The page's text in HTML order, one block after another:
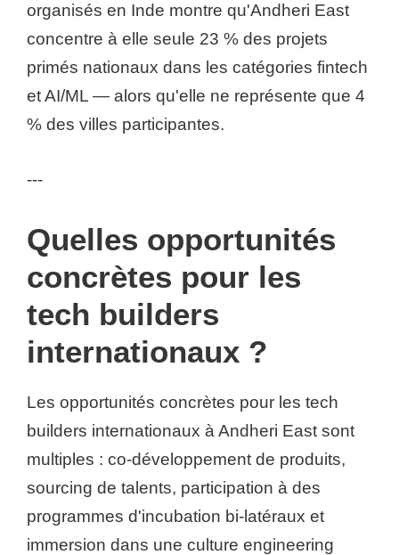
organisés en Inde montre qu'Andheri East
concentre à elle seule 23 % des projets
primés nationaux dans les catégories fintech
et AI/ML — alors qu'elle ne représente que 4
% des villes participantes.
---
Quelles opportunités
concrètes pour les
tech builders
internationaux ?
Les opportunités concrètes pour les tech
builders internationaux à Andheri East sont
multiples : co-développement de produits,
sourcing de talents, participation à des
programmes d'incubation bi-latéraux et
immersion dans une culture engineering